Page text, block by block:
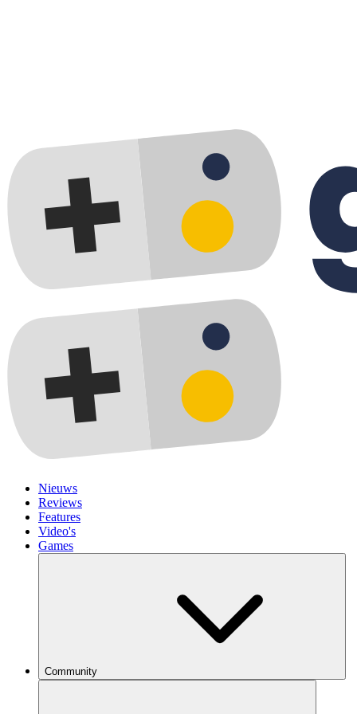
Nieuws
Reviews
Features
Video's
Games
Community